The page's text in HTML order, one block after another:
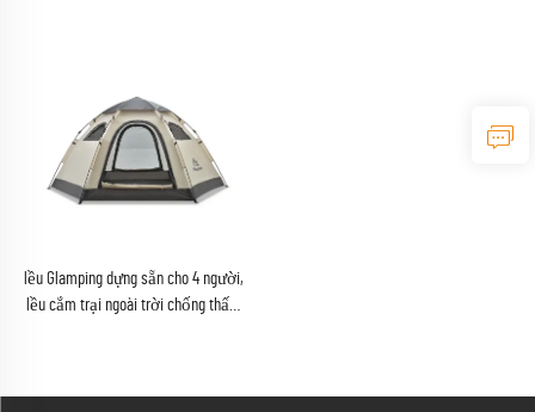
lều Glamping dựng sẵn cho 4 người,
lều cắm trại ngoài trời chống thấm